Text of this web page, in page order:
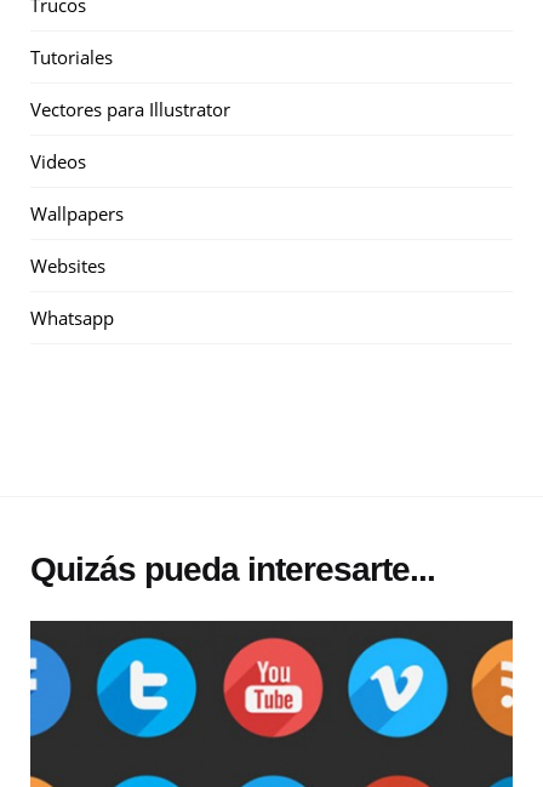
Trucos
Tutoriales
Vectores para Illustrator
Videos
Wallpapers
Websites
Whatsapp
Quizás pueda interesarte...